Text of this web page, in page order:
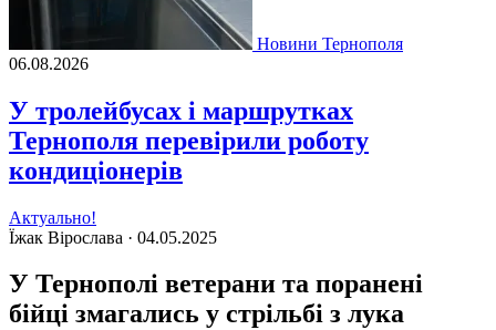
Новини Тернополя
06.08.2026
У тролейбусах і маршрутках
Тернополя перевірили роботу
кондиціонерів
Актуально!
Їжак Вірослава · 04.05.2025
У Тернополі ветерани та поранені
бійці змагались у стрільбі з лука